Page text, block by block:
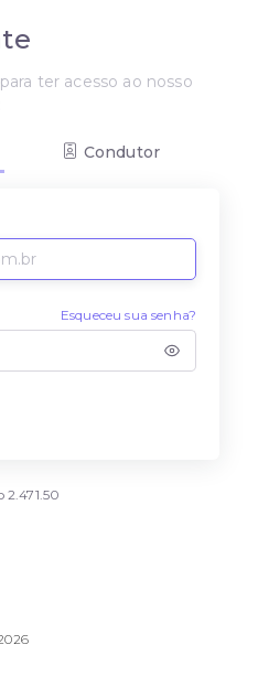
ter acesso ao nosso
Condutor
Esqueceu sua senha?
2.471.50